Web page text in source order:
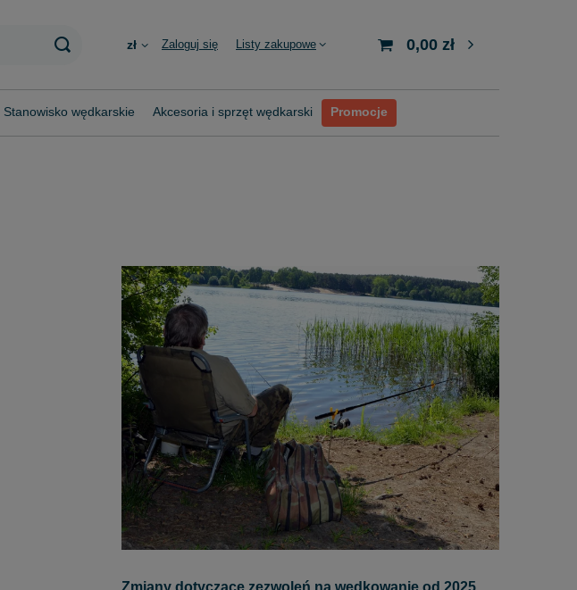
zł Zaloguj się Listy zakupowe 0,00 zł
Stanowisko wędkarskie Akcesoria i sprzęt wędkarski Promocje
Zmiany dotyczące zezwoleń na wędkowanie od 2025